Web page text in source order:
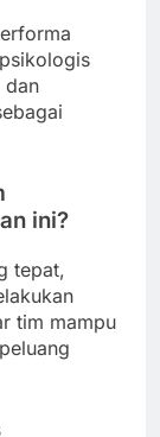
dan
ini?
tepat,
tim mampu